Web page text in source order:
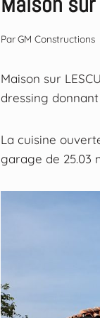
ParGM Constructions
Maison sur
dressing
La cuisine
garage de 25.03